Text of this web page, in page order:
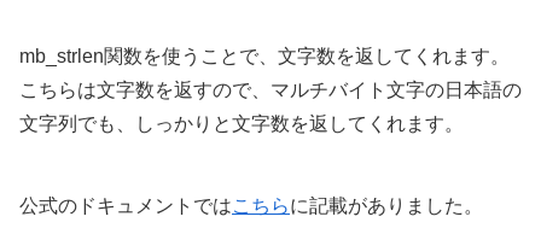
mb_strlen関数を使うことで、文字数を返してくれます。
こちらは文字数を返すので、マルチバイト文字の日本語の
文字列でも、しっかりと文字数を返してくれます。
公式のドキュメントではこちらに記載がありました。